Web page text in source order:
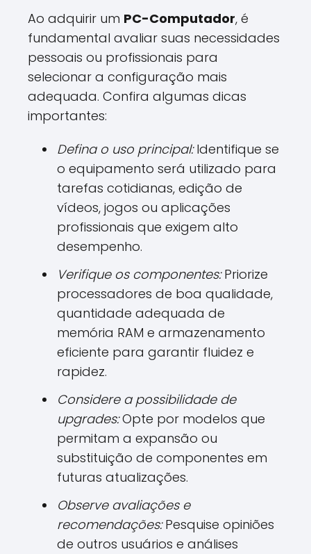
Ao adquirir um PC-Computador, é
fundamental avaliar suas necessidades
pessoais ou profissionais para
selecionar a configuração mais
adequada. Confira algumas dicas
importantes:
Defina o uso principal:Identifique se
o equipamento será utilizado para
tarefas cotidianas, edição de
vídeos, jogos ou aplicações
profissionais que exigem alto
desempenho.
Verifique os componentes:Priorize
processadores de boa qualidade,
quantidade adequada de
memória RAM e armazenamento
eficiente para garantir fluidez e
rapidez.
Considere a possibilidade de
upgrades:Opte por modelos que
permitam a expansão ou
substituição de componentes em
futuras atualizações.
Observe avaliações e
recomendações:Pesquise opiniões
de outros usuários e análises